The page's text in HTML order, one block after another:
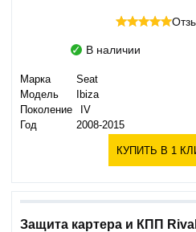
В наличии
Марка
Seat
Модель
Ibiza
Поколение
IV
Год
2008-2015
КУПИТЬ В 1
Защита картера и КПП